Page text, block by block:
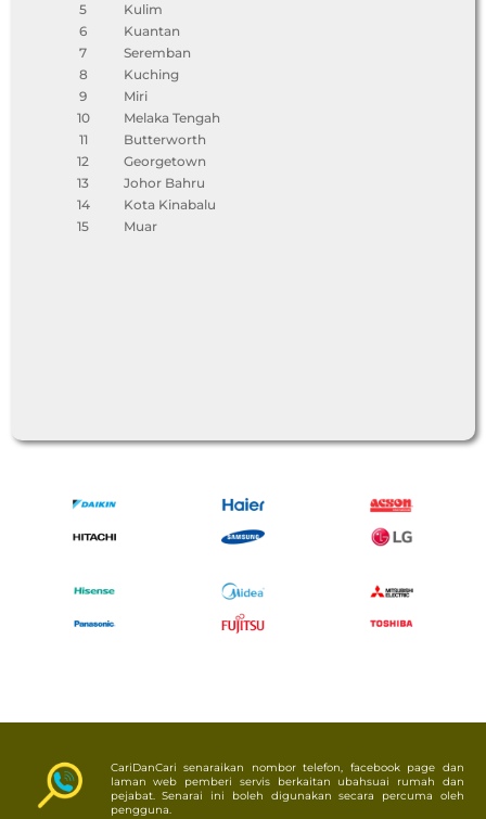
5
Kulim
6
Kuantan
7
Seremban
8
Kuching
9
Miri
10
Melaka Tengah
11
Butterworth
12
Georgetown
13
Johor Bahru
14
Kota Kinabalu
15
Muar
CariDanCari senaraikan nombor telefon, facebook page dan
laman web pemberi servis berkaitan ubahsuai rumah dan
pejabat. Senarai ini boleh digunakan secara percuma oleh
pengguna.